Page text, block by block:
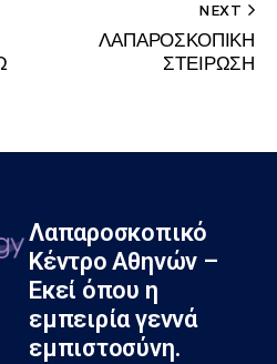
NEXT
ΛΑΠΑΡΟΣΚΟΠΙΚΗ
ΣΤΕΙΡΩΣΗ
Λαπαροσκοπικό
Κέντρο Αθηνών –
Εκεί όπου η
εμπειρία γεννά
εμπιστοσύνη.